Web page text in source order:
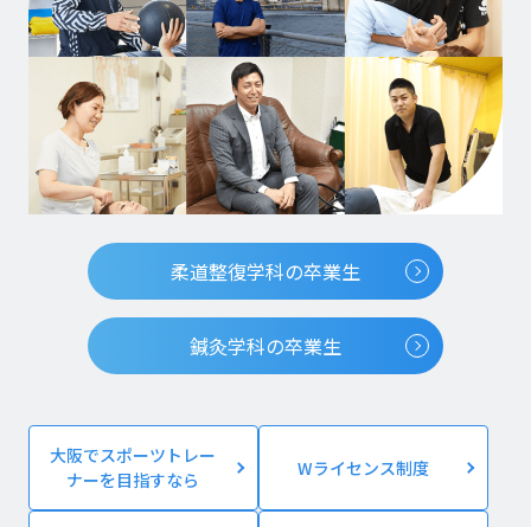
柔道整復学科の卒業生
鍼灸学科の卒業生
大阪でスポーツトレー
ナーを目指すなら
Wライセンス制度